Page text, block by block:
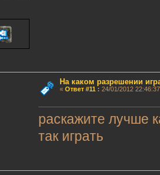
На каком разрешении
« Ответ #11 : 24/01/2012
раскажите лучше
так играть